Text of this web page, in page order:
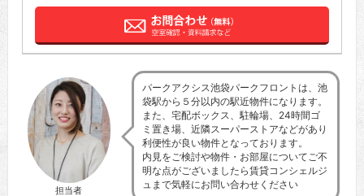
担当者
パークアクシス池袋パークフロントは、池
袋駅から５分以内の駅近物件になります。
また、宅配ボックス、駐輪場、24時間ゴ
ミ置き場、近隣スーパーストアなどがあり
利便性が良い物件となっております。
内見をご検討や物件・お部屋についてご不
明な点がございましたら賃貸コンシェルジ
ュまで気軽にお問い合わせください